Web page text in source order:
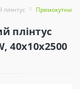
плінтус Прямокутний
плінтус
40х10х2500